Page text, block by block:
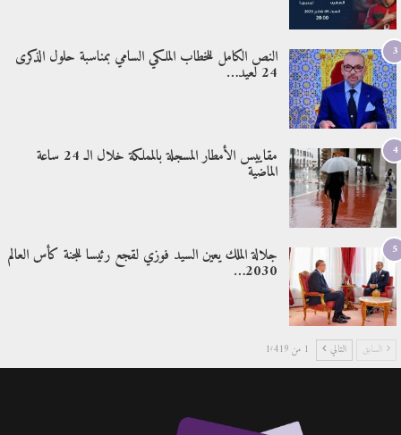
3 النص الكامل للخطاب الملكي السامي بمناسبة حلول الذكرى
24 لعيد…
4 مقاييس الأمطار المسجلة بالمملكة خلال الـ 24 ساعة
الماضية
5 جلالة الملك يعين السيد فوزي لقجع رئيسا للجنة كأس العالم
2030…
السابق التالي 1 من 1٬419